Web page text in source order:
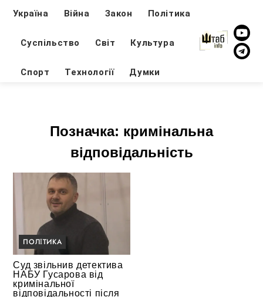
Україна Війна Закон Політика
Суспільство Світ Культура
Спорт Технології Думки
Позначка: кримінальна
відповідальність
ПОЛІТИКА
Суд звільнив детектива
НАБУ Гусарова від
кримінальної
відповідальності після